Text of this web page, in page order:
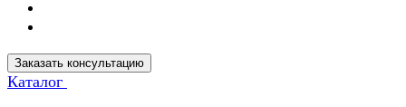
Заказать консультацию
Каталог